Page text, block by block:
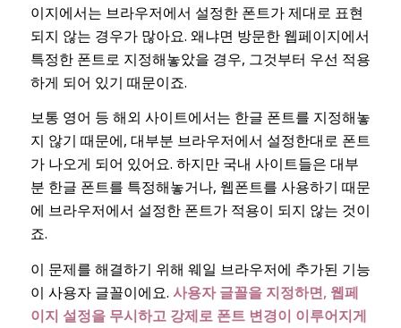
이지에서는 브라우저에서 설정한 폰트가 제대로 표현
되지 않는 경우가 많아요. 왜냐면 방문한 웹페이지에서
특정한 폰트로 지정해놓았을 경우, 그것부터 우선 적용
하게 되어 있기 때문이죠.
보통 영어 등 해외 사이트에서는 한글 폰트를 지정해놓
지 않기 때문에, 대부분 브라우저에서 설정한대로 폰트
가 나오게 되어 있어요. 하지만 국내 사이트들은 대부
분 한글 폰트를 특정해놓거나, 웹폰트를 사용하기 때문
에 브라우저에서 설정한 폰트가 적용이 되지 않는 것이
죠.
이 문제를 해결하기 위해 웨일 브라우저에 추가된 기능
이 사용자 글꼴이에요. 사용자 글꼴을 지정하면, 웹페
이지 설정을 무시하고 강제로 폰트 변경이 이루어지게